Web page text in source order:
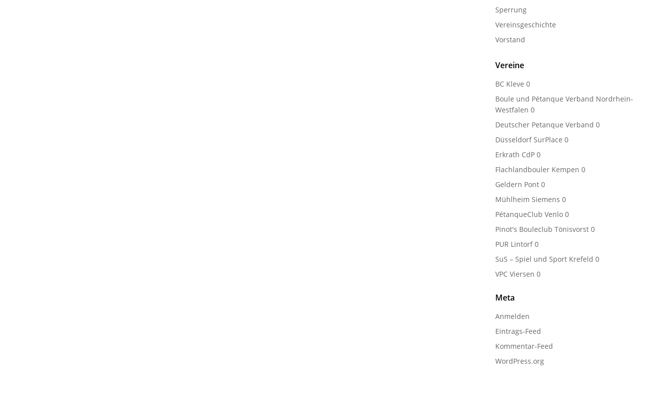
Sperrung
Vereinsgeschichte
Vorstand
Vereine
BC Kleve 0
Boule und Pétanque Verband Nordrhein-
Westfalen 0
Deutscher Petanque Verband 0
Düsseldorf SurPlace 0
Erkrath CdP 0
Flachlandbouler Kempen 0
Geldern Pont 0
Mühlheim Siemens 0
PétanqueClub Venlo 0
Pinot's Bouleclub Tönisvorst 0
PUR Lintorf0
SuS – Spiel und Sport Krefeld 0
VPC Viersen 0
Meta
Anmelden
Eintrags-Feed
Kommentar-Feed
WordPress.org